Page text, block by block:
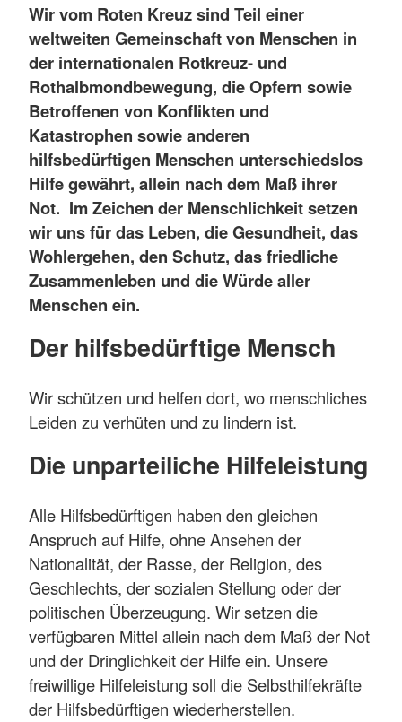
Wir vom Roten Kreuz sind Teil einer
weltweiten Gemeinschaft von Menschen in
der internationalen Rotkreuz- und
Rothalbmondbewegung, die Opfern sowie
Betroffenen von Konflikten und
Katastrophen sowie anderen
hilfsbedürftigen Menschen unterschiedslos
Hilfe gewährt, allein nach dem Maß ihrer
Not. Im Zeichen der Menschlichkeit setzen
wir uns für das Leben, die Gesundheit, das
Wohlergehen, den Schutz, das friedliche
Zusammenleben und die Würde aller
Menschen ein.
Der hilfsbedürftige Mensch
Wir schützen und helfen dort, wo menschliches
Leiden zu verhüten und zu lindern ist.
Die unparteiliche Hilfeleistung
Alle Hilfsbedürftigen haben den gleichen
Anspruch auf Hilfe, ohne Ansehen der
Nationalität, der Rasse, der Religion, des
Geschlechts, der sozialen Stellung oder der
politischen Überzeugung. Wir setzen die
verfügbaren Mittel allein nach dem Maß der Not
und der Dringlichkeit der Hilfe ein. Unsere
freiwillige Hilfeleistung soll die Selbsthilfekräfte
der Hilfsbedürftigen wiederherstellen.